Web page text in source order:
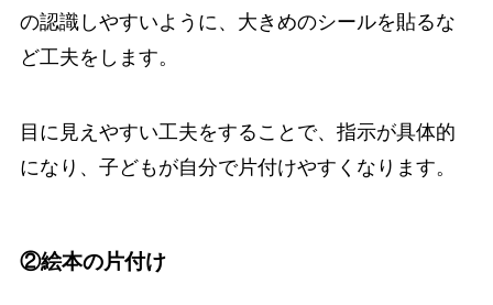
の認識しやすいように、大きめのシールを貼るな
ど工夫をします。
目に見えやすい工夫をすることで、指示が具体的
になり、子どもが自分で片付けやすくなります。
②絵本の片付け